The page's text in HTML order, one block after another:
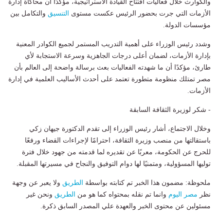
والكوارث خلال فعاليات افتتاح القيادة الاستراتيجية، مؤكدًا أن محاكاة إدارة
الأزمات التي جرت بحضور الرئيس عكست مستوى
التنسيق والتكامل بين
مؤسسات الدولة.
وشدد رئيس الوزراء على أهمية التدريب المستمر لجميع الكوادر المعنية
بإدارة الأزمات، لضمان أعلى درجات الجاهزية وسرعة الاستجابة لأي
طارئ، مؤكدًا أن ما شهدته الفعاليات بعث برسالة واضحة إلى العالم بأن
مصر تمتلك منظومة متطورة تعتمد على أحدث الأساليب العلمية في إدارة
الأزمات.
- شكر لوزيرة الثقافة السابقة
وخلال الاجتماع، أشار رئيس الوزراء إلى تقدم الدكتورة جيهان زكي
باستقالتها من منصب وزيرة الثقافة، احترامًا لإجراءات القضاء ورفعًا
للحرج عن الحكومة، معربًا عن تقديره لما قدمته من جهود خلال فترة
توليها المسؤولية، ومتمنيًا لها دوام التوفيق والنجاح في مسيرتها المقبلة.
ملحوظة: مضمون هذا الخبر تم كتابته بواسطة الطريق ولا يعبر عن وجهة
نظر مصر اليوم وانما تم نقله بمحتواه كما هو من الطريق ونحن غير
مسئولين عن محتوى الخبر والعهدة علي المصدر السابق ذكرة.